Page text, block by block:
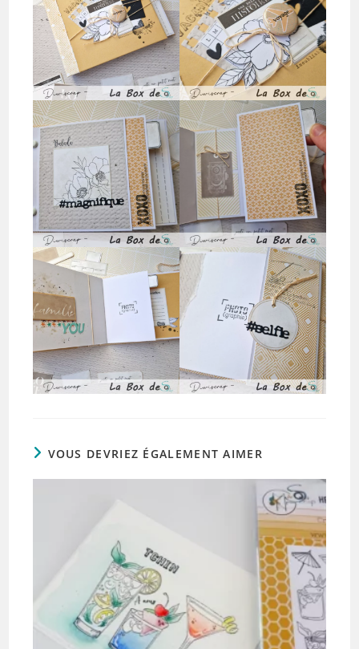
VOUS DEVRIEZ ÉGALEMENT AIMER